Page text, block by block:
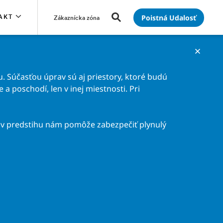
Zákaznícka zóna Poistná Udalosť
Súčasťou úprav sú aj priestory, ktoré budú
a poschodí, len v inej miestnosti. Pri
predstihu nám pomôže zabezpečiť plynulý